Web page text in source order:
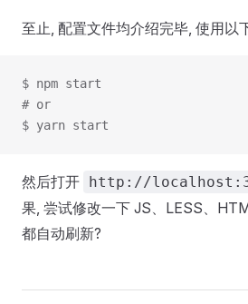
至止, 配置文件均介绍完毕, 使用以
$ npm start
# or
$ yarn start
然后打开 http://
果, 尝试修改一下 JS、LESS、
都自动刷新?